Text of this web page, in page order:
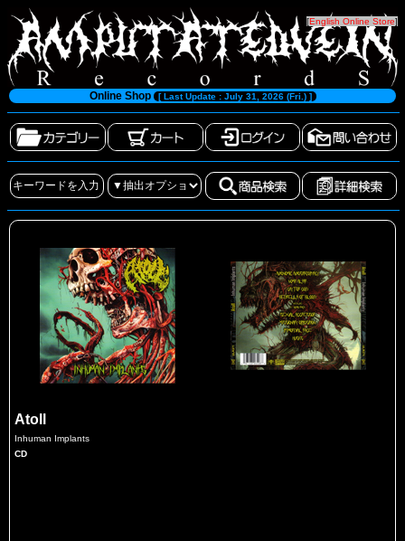
[English Online Store]
Online Shop [ Last Update : July 31, 2026 (Fri.) ]
Atoll
Inhuman Implants
CD